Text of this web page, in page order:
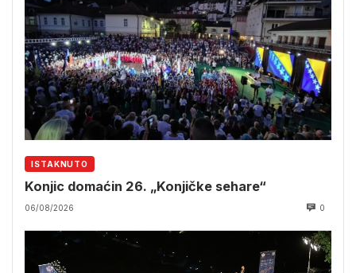
ISTAKNUTO
Konjic domaćin 26. „Konjičke sehare“
06/08/2026 0